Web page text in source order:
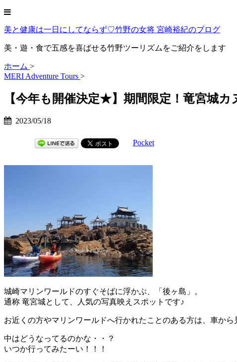
美と健康は一日にしてならず♡竹野の女将 宮崎裕紀のブログ
美・遊・食で五感を喜ばせる竹野ツーリズムをご紹介をします
ホーム >
MERI Adventure Tours >
【今年も開催決定★】期間限定！竜宮城カ
2023/05/18
Pocket
城崎マリンワールドのすぐそばに浮かぶ、「後ヶ島」。
通称 竜宮城として、人気の写真映えスポットです♪
お近くの方やマリンワールドへ行かれたことのある方は、車か
中はどうなってるのかな・・？
いつか行ってみたーい！！！